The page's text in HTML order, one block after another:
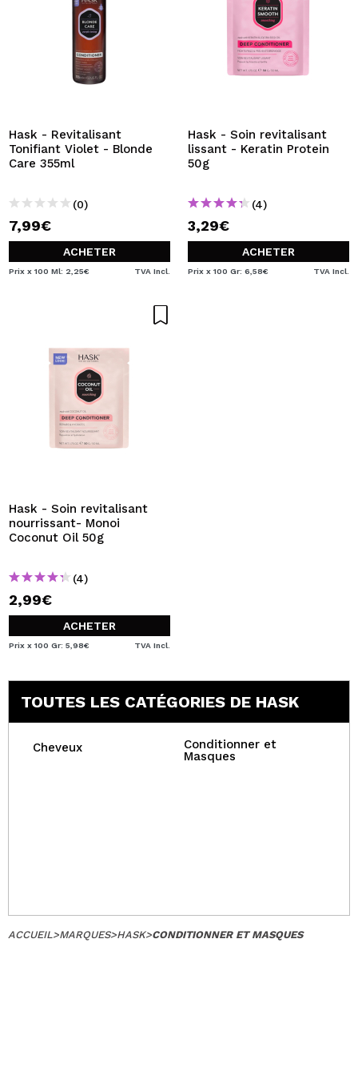
Hask - Revitalisant
Tonifiant Violet - Blonde
Care 355ml
(0)
7,99€
ACHETER
Prix x 100 Ml: 2,25€ TVA Incl.
Hask - Soin revitalisant
lissant - Keratin Protein
50g
(4)
3,29€
ACHETER
Prix x 100 Gr: 6,58€ TVA Incl.
Hask - Soin revitalisant
nourrissant- Monoi
Coconut Oil 50g
(4)
2,99€
ACHETER
Prix x 100 Gr: 5,98€ TVA Incl.
TOUTES LES CATÉGORIES DE HASK
Cheveux
Conditionner et
Masques
ACCUEIL>MARQUES>HASK>CONDITIONNER ET MASQUES